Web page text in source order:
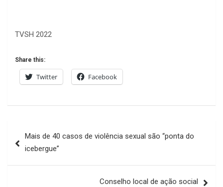
TVSH 2022
Share this:
Twitter Facebook
de
Mais de 40 casos de violência sexual são “ponta do
icebergue”
Conselho local de ação social